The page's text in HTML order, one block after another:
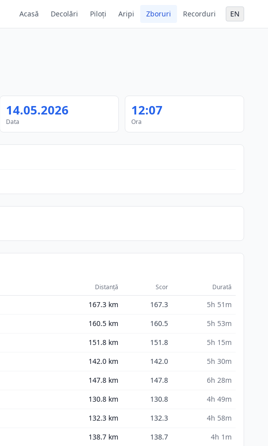
Acasă Decolări Piloți Aripi Zboruri Recorduri EN
14.05.2026
Data
12:07
Ora
Distanță Scor Durată
167.3 km 167.3
5h 51m
160.5 km 160.5
5h 53m
151.8 km 151.8
5h 15m
142.0 km 142.0
5h 30m
147.8 km 147.8
6h 28m
130.8 km 130.8
4h 49m
132.3 km 132.3
4h 58m
138.7 km 138.7 4h 1m